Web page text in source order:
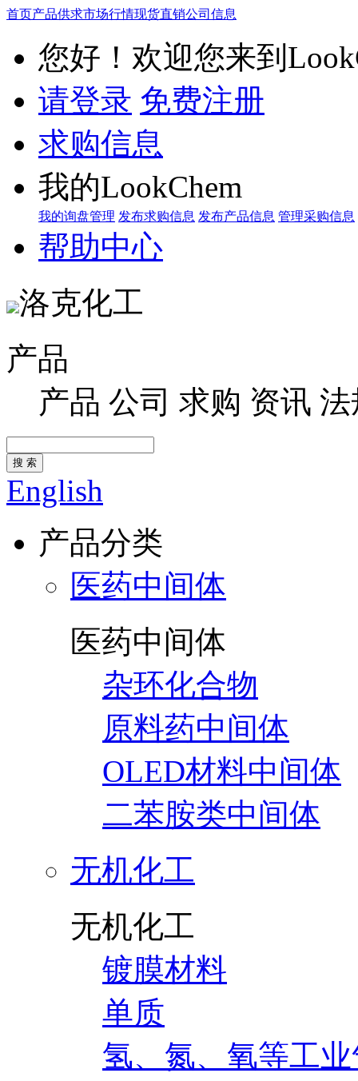
首页产品供求市场行情现货直销公司信息
您好！欢迎您来到
请登录 免费注册
求购信息
我的LookChem
我的询盘管理 发布求购信息 发布产品信息 管理采购信息
帮助中心
洛克化工
产品
产品 公司 求购 资讯 法
搜 索
English
产品分类
医药中间体
医药中间体
杂环化合物
原料药中间体
OLED材料中间体
二苯胺类中间体
无机化工
无机化工
镀膜材料
单质
氢、氮、氧等工